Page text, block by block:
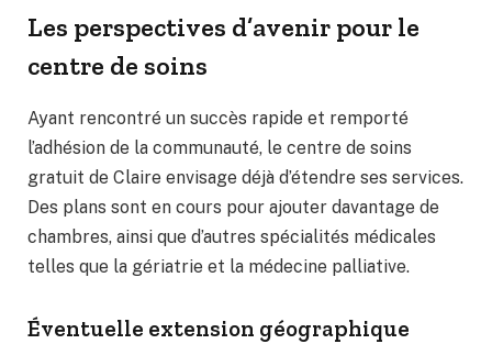
Les perspectives d’avenir pour le
centre de soins
Ayant rencontré un succès rapide et remporté
l’adhésion de la communauté, le centre de soins
gratuit de Claire envisage déjà d’étendre ses services.
Des plans sont en cours pour ajouter davantage de
chambres, ainsi que d’autres spécialités médicales
telles que la gériatrie et la médecine palliative.
Éventuelle extension géographique